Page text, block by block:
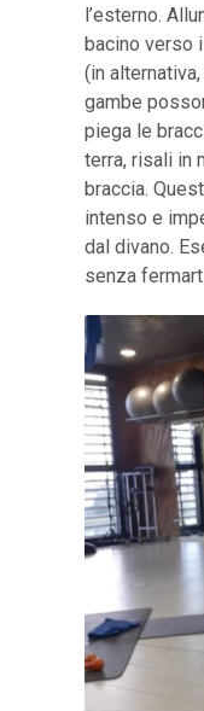
l’esterno.
bacino verso
(in
gambe
piega le
terra, risali in
braccia.
intenso e
dal divano.
senza